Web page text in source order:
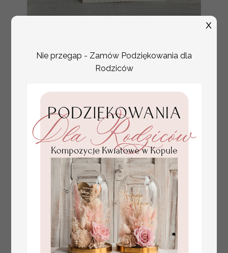
na stół weselny, złote
2.4 PLN/3.00 PLN
Nie przegap - Zamów Podziękowania dla
Rodziców
X